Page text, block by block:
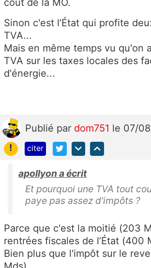
cout de la MO.
Sinon c'est l’État qui profite
TVA...
Mais en même temps vu qu'on
TVA sur les taxes locales des
d'énergie...
Publié par dom751 le 07/
!
citer
apollyon a écrit
Et pourquoi une TVA tout
paye pas assez d'impôts ?
Parce que c'est la moitié (203
rentrées fiscales de l’État (400
Bien plus que l'impôt sur le